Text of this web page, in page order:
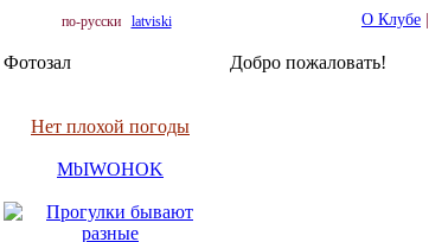
по-русски latviski О Клубе
Фотозал
Нет плохой погоды
MbIWOHOK
Добро пожаловать!